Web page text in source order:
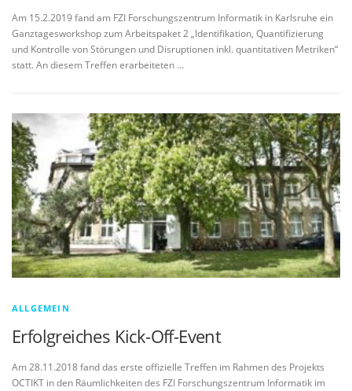
Am 15.2.2019 fand am FZI Forschungszentrum Informatik in Karlsruhe ein
Ganztagesworkshop zum Arbeitspaket 2 „Identifikation, Quantifizierung
und Kontrolle von Störungen und Disruptionen inkl. quantitativen Metriken“
statt. An diesem Treffen erarbeiteten …
ALLGEMEIN
Erfolgreiches Kick-Off-Event
Am 28.11.2018 fand das erste offizielle Treffen im Rahmen des Projekts
OCTIKT in den Räumlichkeiten des FZI Forschungszentrum Informatik im